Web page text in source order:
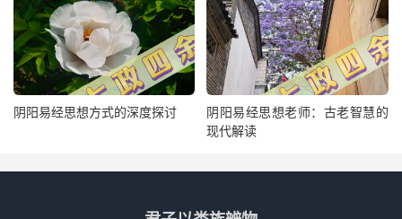
阴阳易经思想方式的深度探讨
阴阳易经思想老师：古老智慧的
现代解读